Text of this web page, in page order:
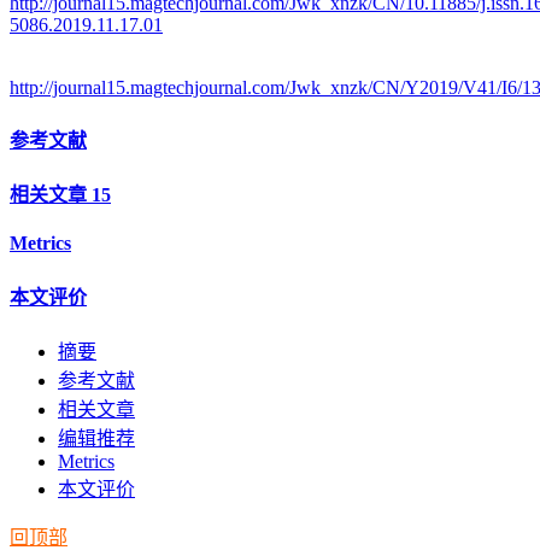
5086.2019.11.17.01
http://journal15.magtechjournal.com/Jwk_xnzk/CN/Y2019/V41/I6/
参考文献
相关文章 15
Metrics
本文评价
摘要
参考文献
相关文章
编辑推荐
Metrics
本文评价
回顶部